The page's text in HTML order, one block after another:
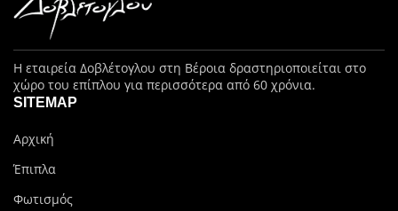
Η εταιρεία Δοβλέτογλου στη Βέροια δραστηριοποιείται στο
χώρο του επίπλου για περισσότερα από 60 χρόνια.
SITEMAP
Αρχική
Έπιπλα
Φωτισμός